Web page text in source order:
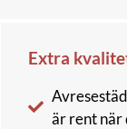
Extra
är rent när